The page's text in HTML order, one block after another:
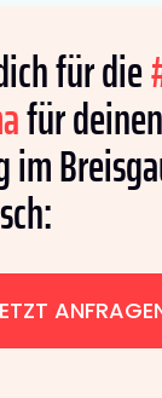
für die
für